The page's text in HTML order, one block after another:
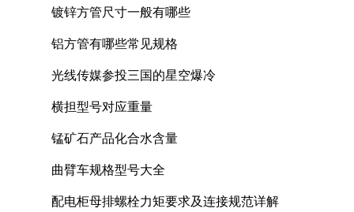
镀锌方管尺寸一般有哪些
铝方管有哪些常见规格
光线传媒参投三国的星空爆冷
横担型号对应重量
锰矿石产品化合水含量
曲臂车规格型号大全
配电柜母排螺栓力矩要求及连接规范详解